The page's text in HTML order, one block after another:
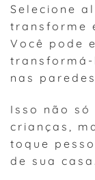
Selecione
transforme
Você pode
nas
Isso não
crianças,
toque
de sua casa.